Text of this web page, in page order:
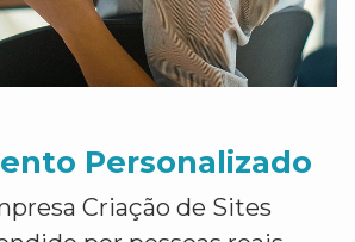
Personalizado
Criação de Sites